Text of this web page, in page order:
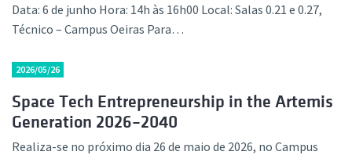
Data: 6 de junho Hora: 14h às 16h00 Local: Salas 0.21 e 0.27,
Técnico – Campus Oeiras Para…
2026/05/26
Space Tech Entrepreneurship in the Artemis
Generation 2026–2040
Realiza-se no próximo dia 26 de maio de 2026, no Campus